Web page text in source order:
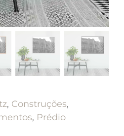
, Construções,
, Prédio